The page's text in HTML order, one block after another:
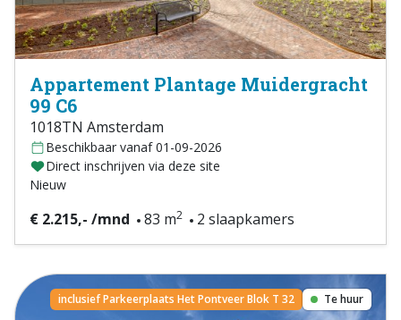
Appartement Plantage Muidergracht
99 C6
1018TN Amsterdam
Beschikbaar vanaf 01-09-2026
Direct inschrijven via deze site
Nieuw
€ 2.215,- /mnd 83 m2 2 slaapkamers
inclusief Parkeerplaats Het Pontveer Blok T 32 Te huur